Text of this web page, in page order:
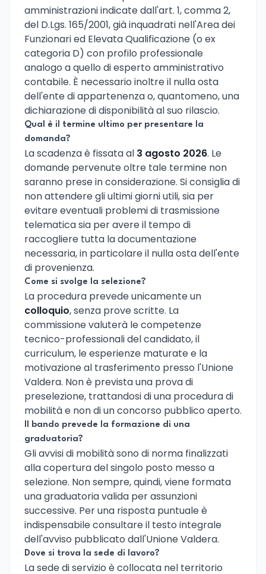
amministrazioni indicate dall'art. 1, comma 2,
del D.Lgs. 165/2001, già inquadrati nell'Area dei
Funzionari ed Elevata Qualificazione (o ex
categoria D) con profilo professionale
analogo a quello di esperto amministrativo
contabile. È necessario inoltre il nulla osta
dell'ente di appartenenza o, quantomeno, una
dichiarazione di disponibilità al suo rilascio.
Qual è il termine ultimo per presentare la
domanda?
La scadenza è fissata al 3 agosto 2026. Le
domande pervenute oltre tale termine non
saranno prese in considerazione. Si consiglia di
non attendere gli ultimi giorni utili, sia per
evitare eventuali problemi di trasmissione
telematica sia per avere il tempo di
raccogliere tutta la documentazione
necessaria, in particolare il nulla osta dell'ente
di provenienza.
Come si svolge la selezione?
La procedura prevede unicamente un
colloquio, senza prove scritte. La
commissione valuterà le competenze
tecnico-professionali del candidato, il
curriculum, le esperienze maturate e la
motivazione al trasferimento presso l'Unione
Valdera. Non è prevista una prova di
preselezione, trattandosi di una procedura di
mobilità e non di un concorso pubblico aperto.
Il bando prevede la formazione di una
graduatoria?
Gli avvisi di mobilità sono di norma finalizzati
alla copertura del singolo posto messo a
selezione. Non sempre, quindi, viene formata
una graduatoria valida per assunzioni
successive. Per una risposta puntuale è
indispensabile consultare il testo integrale
dell'avviso pubblicato dall'Unione Valdera.
Dove si trova la sede di lavoro?
La sede di servizio è collocata nel territorio